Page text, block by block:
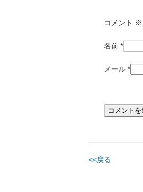
コメント ※
名前 *
メール *
<<戻る